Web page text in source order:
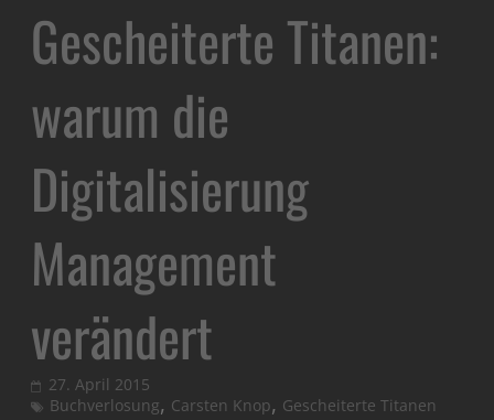
Gescheiterte Titanen:
warum die
Digitalisierung
Management
verändert
27. April 2015
Buchverlosung, Carsten Knop, Gescheiterte Titanen